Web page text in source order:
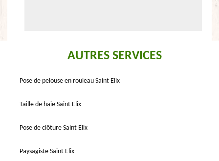
AUTRES SERVICES
Pose de pelouse en rouleau Saint Elix
Taille de haie Saint Elix
Pose de clôture Saint Elix
Paysagiste Saint Elix